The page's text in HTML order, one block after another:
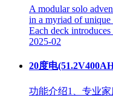
A modular solo
in a myriad of unique
Each deck
2025-02
20度电
功能介绍1、专业